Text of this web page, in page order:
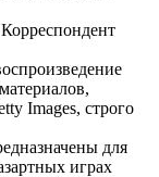
Images, строго
для
играх